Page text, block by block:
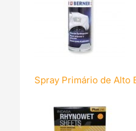
Spray Primário de Alto